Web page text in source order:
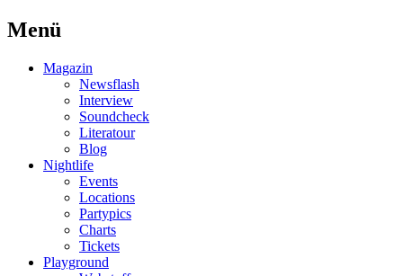
Menü
Magazin
Newsflash
Interview
Soundcheck
Literatour
Blog
Nightlife
Events
Locations
Partypics
Charts
Tickets
Playground